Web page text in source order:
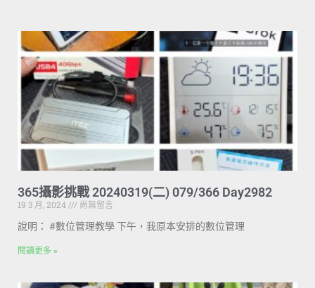
365攝影挑戰 20240319(二) 079/366 Day2982
19 3 月, 2024
尚無留言
說明： #數位管理教學 下午，我原本安排的數位管理
閱讀更多 »